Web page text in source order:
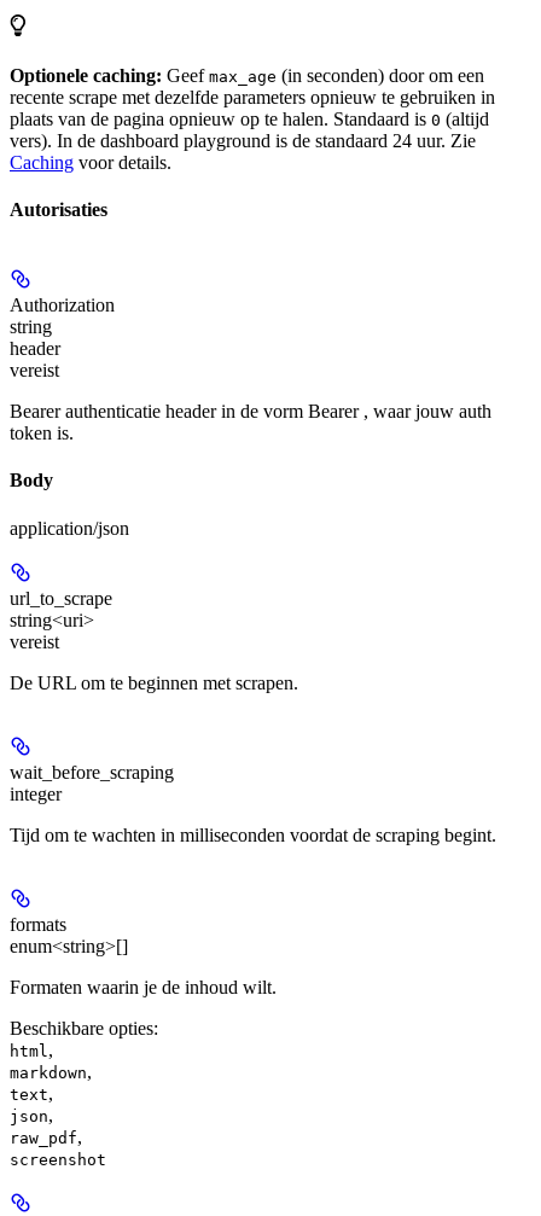
Optionele caching: Geef max_age (in seconden) door om een
recente scrape met dezelfde parameters opnieuw te gebruiken in
plaats van de pagina opnieuw op te halen. Standaard is 0 (altijd
vers). In de dashboard playground is de standaard 24 uur. Zie
Caching voor details.
Autorisaties
Authorization
string
header
vereist
Bearer authenticatie header in de vorm Bearer , waarjouw auth
token is.
Body
application/json
url_to_scrape
string<uri>
vereist
De URL om te beginnen met scrapen.
wait_before_scraping
integer
Tijd om te wachten in milliseconden voordat de scraping begint.
formats
enum<string>[]
Formaten waarin je de inhoud wilt.
Beschikbare opties:
html ,
markdown,
text,
json,
raw_pdf,
screenshot